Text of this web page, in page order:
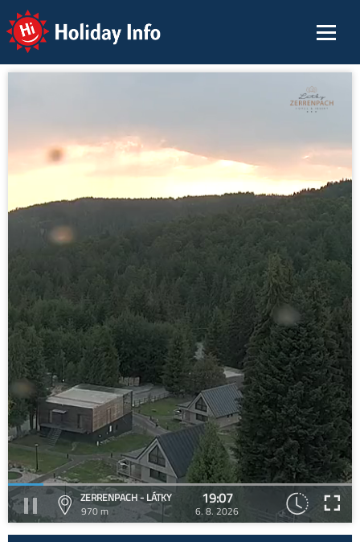
Holiday Info
ZERRENPACH - LÁTKY
970 m
19:07
6. 8. 2026